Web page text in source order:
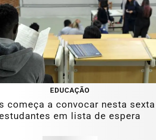
EDUCAÇÃO
começa a convocar nesta sexta
em lista de espera